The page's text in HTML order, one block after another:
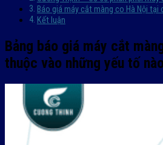
Báo giá máy cắt màng co Hà Nội tại
Kết luận
Bảng báo giá máy cắt
thuộc vào những yếu tố